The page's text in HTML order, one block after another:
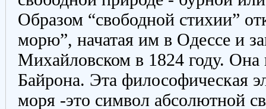
Образом “свободной стихии”
морю”, начатая им в Одессе и
Михайловском в 1824 году.
Байрона. Эта философическая
моря -это символ абсолютной